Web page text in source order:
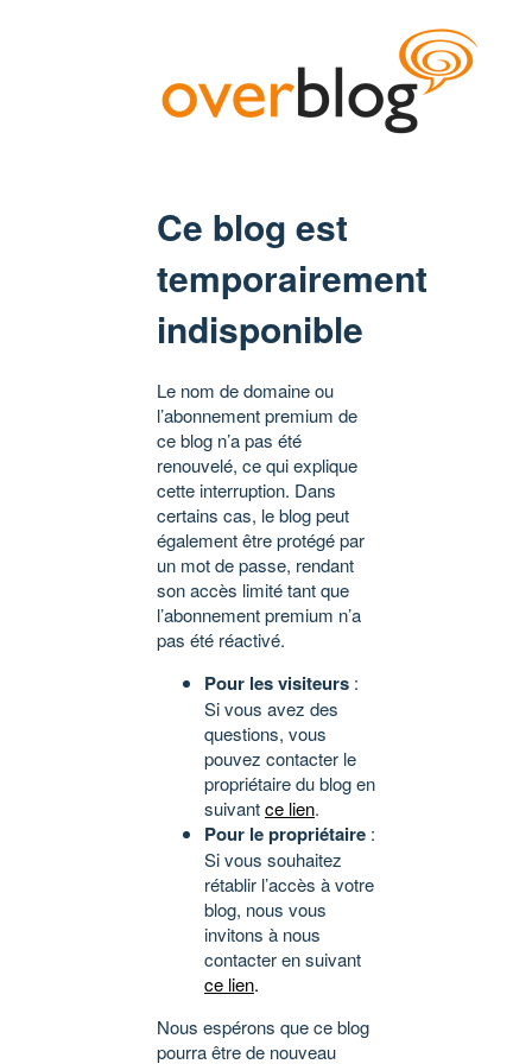
Ce blog est
temporairement
indisponible
Le nom de domaine ou
l’abonnement premium de
ce blog n’a pas été
renouvelé, ce qui explique
cette interruption. Dans
certains cas, le blog peut
également être protégé par
un mot de passe, rendant
son accès limité tant que
l’abonnement premium n’a
pas été réactivé.
Pour les visiteurs :
Si vous avez des
questions, vous
pouvez contacter le
propriétaire du blog en
suivantce lien.
Pour le propriétaire :
Si vous souhaitez
rétablir l’accès à votre
blog, nous vous
invitons à nous
contacter en suivant
ce lien.
Nous espérons que ce blog
pourra être de nouveau